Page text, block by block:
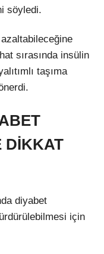
söyledi.
azaltabileceğine
sırasında insülin
taşıma
DİKKAT
diyabet
için